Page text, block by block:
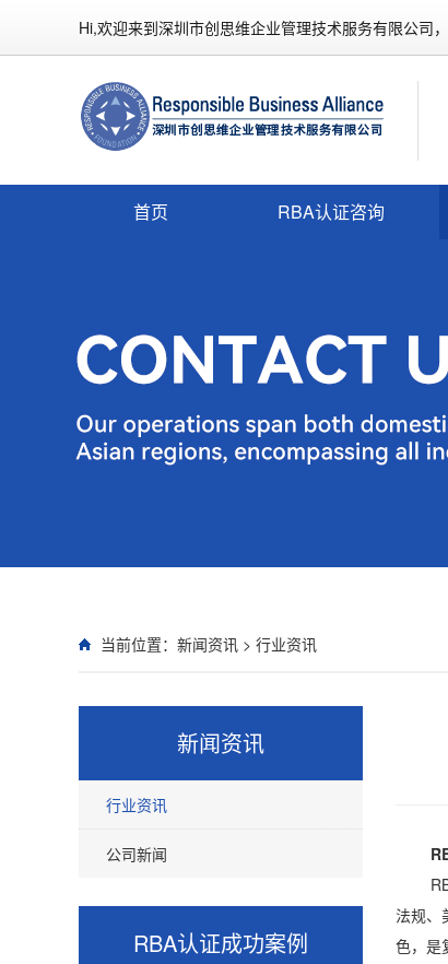
Hi,欢迎来到深圳市创思维企业管理技术服务有限公司
首页 RBA认证咨询
当前位置： 新闻资讯 > 行业资讯
新闻资讯
行业资讯
公司新闻
RBA认证成功案例
RBA
法规、
色，是